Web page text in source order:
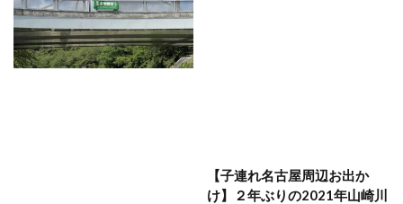
【子連れ名古屋周辺お出か
け】２年ぶりの2021年山崎川